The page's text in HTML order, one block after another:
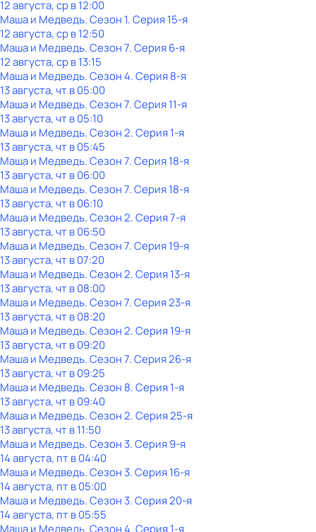
12 августа, ср в 12:00
Маша и Медведь. Сезон 1. Серия 15-я
12 августа, ср в 12:50
Маша и Медведь. Сезон 7. Серия 6-я
12 августа, ср в 13:15
Маша и Медведь. Сезон 4. Серия 8-я
13 августа, чт в 05:00
Маша и Медведь. Сезон 7. Серия 11-я
13 августа, чт в 05:10
Маша и Медведь. Сезон 2. Серия 1-я
13 августа, чт в 05:45
Маша и Медведь. Сезон 7. Серия 18-я
13 августа, чт в 06:00
Маша и Медведь. Сезон 7. Серия 18-я
13 августа, чт в 06:10
Маша и Медведь. Сезон 2. Серия 7-я
13 августа, чт в 06:50
Маша и Медведь. Сезон 7. Серия 19-я
13 августа, чт в 07:20
Маша и Медведь. Сезон 2. Серия 13-я
13 августа, чт в 08:00
Маша и Медведь. Сезон 7. Серия 23-я
13 августа, чт в 08:20
Маша и Медведь. Сезон 2. Серия 19-я
13 августа, чт в 09:20
Маша и Медведь. Сезон 7. Серия 26-я
13 августа, чт в 09:25
Маша и Медведь. Сезон 8. Серия 1-я
13 августа, чт в 09:40
Маша и Медведь. Сезон 2. Серия 25-я
13 августа, чт в 11:50
Маша и Медведь. Сезон 3. Серия 9-я
14 августа, пт в 04:40
Маша и Медведь. Сезон 3. Серия 16-я
14 августа, пт в 05:00
Маша и Медведь. Сезон 3. Серия 20-я
14 августа, пт в 05:55
Маша и Медведь. Сезон 4. Серия 1-я